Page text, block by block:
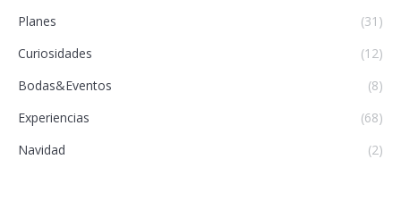
Planes
(31)
Curiosidades
(12)
Bodas&Eventos
(8)
Experiencias
(68)
Navidad
(2)